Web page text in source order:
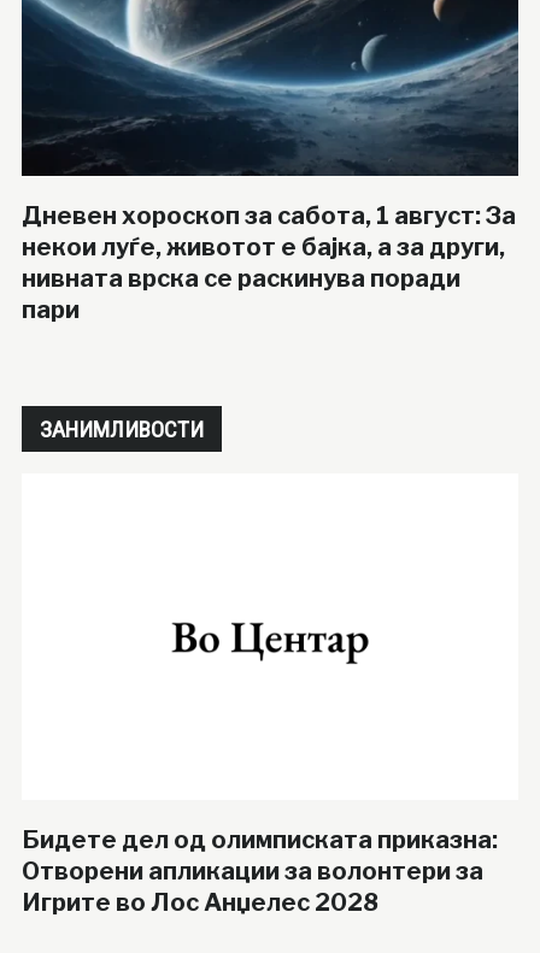
Дневен хороскоп за сабота, 1 август: За
некои луѓе, животот е бајка, а за други,
нивната врска се раскинува поради
пари
ЗАНИМЛИВОСТИ
Бидете дел од олимписката приказна:
Отворени апликации за волонтери за
Игрите во Лос Анџелес 2028